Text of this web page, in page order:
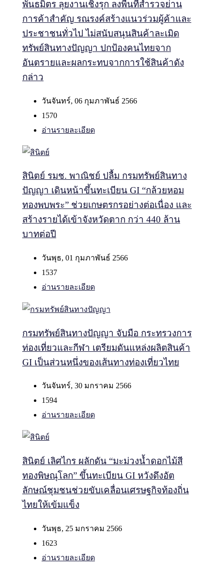
พันธมิตร ลุยงานเชิงรุก ลงพื้นที่สำรวจย่าน
การค้าสำคัญ รณรงค์สร้างแนวร่วมผู้ค้าและ
ประชาชนทั่วไป ไม่สนับสนุนสินค้าละเมิด
ทรัพย์สินทางปัญญา ปกป้องคนไทยจาก
อันตรายและผลกระทบจากการใช้สินค้าดัง
กล่าว
วันจันทร์, 06 กุมภาพันธ์ 2566
1570
อ่านรายละเอียด
สินิตย์ รมช. พาณิชย์ ปลื้ม กรมทรัพย์สินทาง
ปัญญา เดินหน้าขึ้นทะเบียน GI “กล้วยหอม
ทองพบพระ” ช่วยเกษตรกรอย่างต่อเนื่อง และ
สร้างรายได้เข้าจังหวัดตาก กว่า 440 ล้าน
บาทต่อปี
วันพุธ, 01 กุมภาพันธ์ 2566
1537
อ่านรายละเอียด
กรมทรัพย์สินทางปัญญา จับมือ กระทรวงการ
ท่องเที่ยวและกีฬา เตรียมดันแหล่งผลิตสินค้า
GI เป็นส่วนหนึ่งของเส้นทางท่องเที่ยวไทย
วันจันทร์, 30 มกราคม 2566
1594
อ่านรายละเอียด
สินิตย์ เลิศไกร ผลักดัน “มะม่วงน้ำดอกไม้สี
ทองพิษณุโลก” ขึ้นทะเบียน GI หวังดึงอัต
ลักษณ์ชุมชนช่วยขับเคลื่อนเศรษฐกิจท้องถิ่น
ไทยให้เข้มแข็ง
วันพุธ, 25 มกราคม 2566
1623
อ่านรายละเอียด